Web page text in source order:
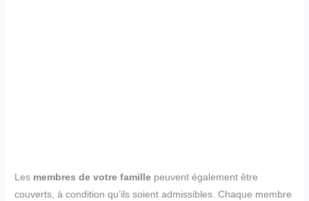
Les membres de votre famille peuvent également être
couverts, à condition qu’ils soient admissibles. Chaque membre